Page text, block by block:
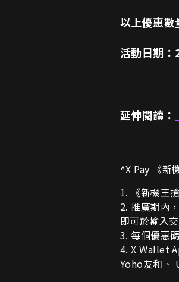
以上優惠數
活動日期
延伸閱讀：
^X Pay 《新
1. 《新機王
2. 推廣期內
即可於輸入
3. 每個優惠
4. X Wallet
Yoho友和、